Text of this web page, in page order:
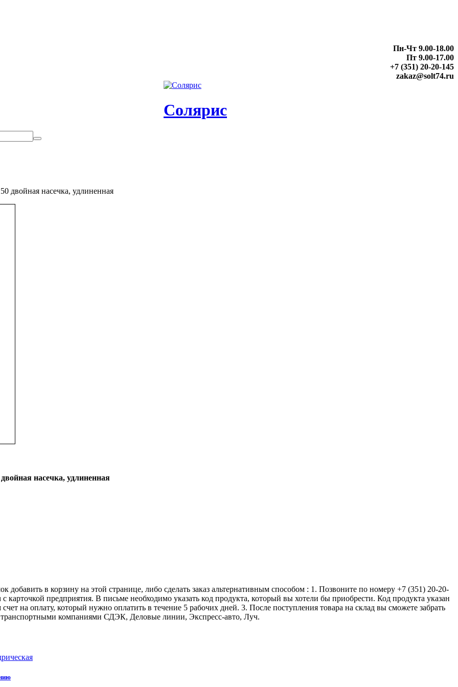
Пн-Чт 9.00-18.00
Пт 9.00-17.00
+7 (351) 20-20-145
zakaz@solt74.ru
Солярис
двойная насечка, удлиненная
двойная насечка, удлиненная
добавить в корзину на этой странице, либо сделать заказ альтернативным способом : 1. Позвоните по номеру +7 (351) 20-20-
карточкой предприятия. В письме необходимо указать код продукта, который вы хотели бы приобрести. Код продукта указан
на оплату, который нужно оплатить в течение 5 рабочих дней. 3. После поступления товара на склад вы сможете забрать
транспортными компаниями СДЭК, Деловые линии, Экспресс-авто, Луч.